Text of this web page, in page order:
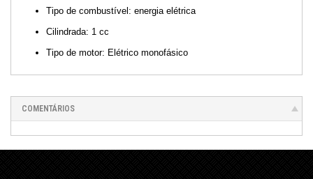
Tipo de combustível: energia elétrica
Cilindrada: 1 cc
Tipo de motor: Elétrico monofásico
COMENTÁRIOS